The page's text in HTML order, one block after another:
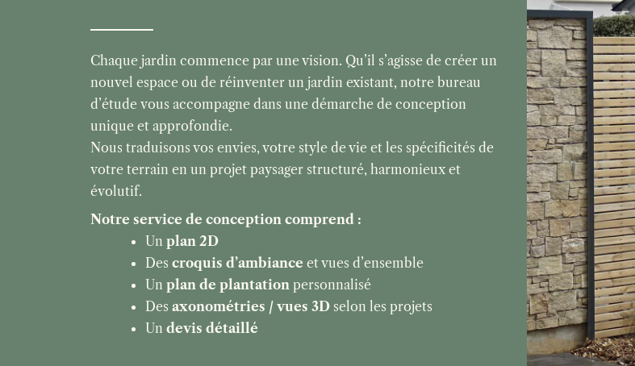
Chaque jardin commence par une vision. Qu’il s’agisse de créer un
nouvel espace ou de réinventer un jardin existant, notre bureau
d’étude vous accompagne dans une démarche de conception
unique et approfondie.
Nous traduisons vos envies, votre style de vie et les spécificités de
votre terrain en un projet paysager structuré, harmonieux et
évolutif.
Notre service de conception comprend :
Un plan 2D
Des croquis d’ambiance et vues d’ensemble
Un plan de plantation personnalisé
Des axonométries / vues 3D selon les projets
Un devis détaillé